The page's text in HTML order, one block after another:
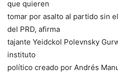
que quieren
tomar por asalto al partido sin
del PRD, afirma
tajante Yeidckol Polevnsky
instituto
político creado por Andrés